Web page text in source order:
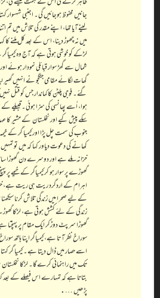
جانیں محفوظ ہوجائیں گی۔ اجنبی
لینے آیا تھا، اپنے مقدر کی تلاش میں تم
میں نہ چھوڑ دینا، اس کے بعد کل ملنے کا
لڑکے کو خوشی ہوتی ہے کہ آج وہ
شمال سے گھڑ سوار قبائلی نمودار ہوئے
گھات لگائے مقامی جنگجو نے انہیں
گئے۔ فوجی پلٹن کا کماندار جس کو قتل
ہوا، اُسے پھانسی کی سزا ہوئی۔
سکے پیش کیے اور نخلستان کے مشیر کا
جنوب کی سمت چل پڑا اور کیمیا گر کے
کھانے کی دعوت دیاور کہا کہ میں تو
خزانہ ملے ہے اور دوسرے دن گھوڑا
گھوڑے پر سوار ہو کر کیمیاگر کے خیمے پر
اہرام کے اردگرد ریت ہی ریت ہے،
کے لیے صحرا میں زندگی تلاش کرنا
زندگی کے لئے کشش ہوتی ہے، لڑکا
گھوڑا سرپٹ دوڑکر ایک مقام پر
سوراخ نظر آ تا ہے، کیمیاگر اپنا ہاتھ
اسے حصار میں ڈال دیتا ہے۔ کیمیا گر
تک میں راہنمائی کرے گا۔ لڑکا نخلستان
بتاتا ہے کہ تمہارے اس فیصلے
پڑھیں ….